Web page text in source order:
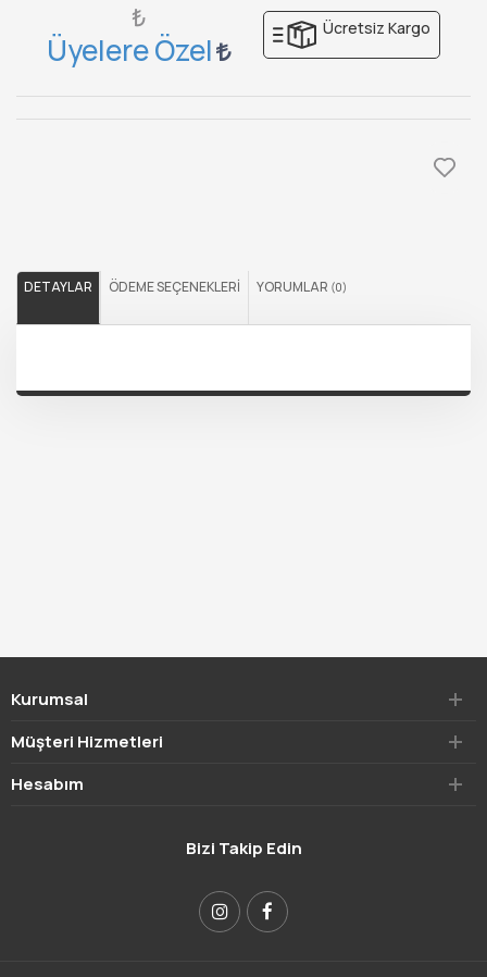
₺
Üyelere Özel
Ücretsiz Kargo
DETAYLAR ÖDEME SEÇENEKLERI YORUMLAR (0)
Kurumsal
Müşteri Hizmetleri
Hesabım
Bizi Takip Edin